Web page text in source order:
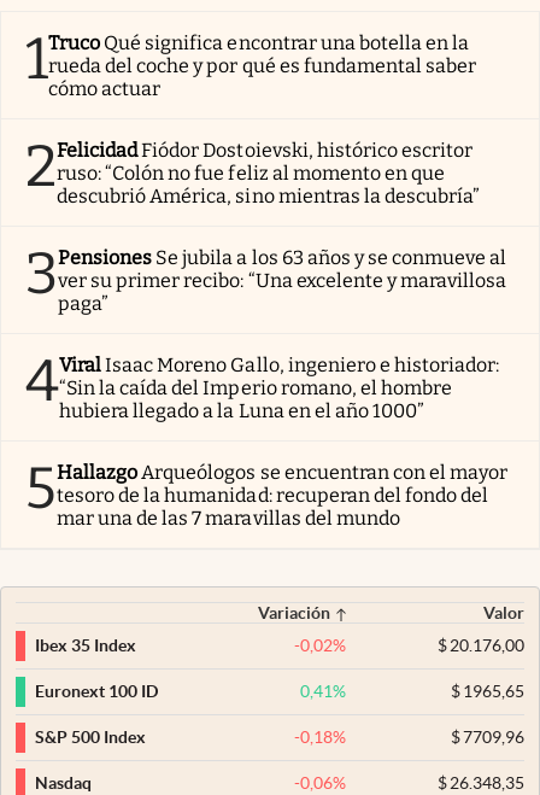
1Truco Qué significa encontrar una botella en la
rueda del coche y por qué es fundamental saber
cómo actuar
2FelicidadFiódor Dostoievski, histórico escritor
ruso: “Colón no fue feliz al momento en que
descubrió América, sino mientras la descubría”
3Pensiones Se jubila a los 63 años y se conmueve al
ver su primer recibo: “Una excelente y maravillosa
paga”
4ViralIsaac Moreno Gallo, ingeniero e historiador:
“Sin la caída del Imperio romano, el hombre
hubiera llegado a la Luna en el año 1000”
5Hallazgo Arqueólogos se encuentran con el mayor
tesoro de la humanidad: recuperan del fondo del
mar una de las 7 maravillas del mundo
Variación
Valor
Ibex 35 Index
-0,02% $20.176,00
Euronext 100 ID 0,41% $1965,65
S&P 500 Index -0,18% $7709,96
Nasdaq -0,06% $26.348,35